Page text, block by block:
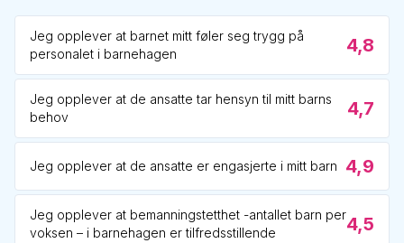
Jeg opplever at barnet mitt føler seg trygg på
personalet i barnehagen
4,8
Jeg opplever at de ansatte tar hensyn til mitt barns
behov
4,7
Jeg opplever at de ansatte er engasjerte i mitt barn 4,9
Jeg opplever at bemanningstetthet -antallet barn per
voksen – i barnehagen er tilfredsstillende
4,5